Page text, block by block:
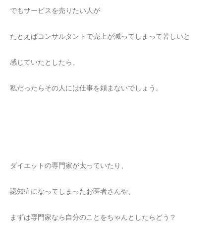
でもサービスを売りたい人が
たとえばコンサルタントで売上が減ってしまって苦しいと
感じていたとしたら、
私だったらその人には仕事を頼まないでしょう。
ダイエットの専門家が太っていたり、
認知症になってしまったお医者さんや、
まずは専門家なら自分のことをちゃんとしたらどう？